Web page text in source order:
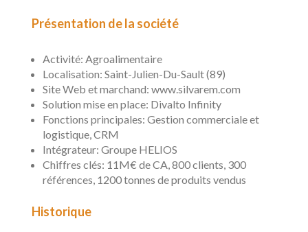
Présentation de la société
Activité: Agroalimentaire
Localisation: Saint-Julien-Du-Sault (89)
Site Web et marchand: www.silvarem.com
Solution mise en place: Divalto Infinity
Fonctions principales: Gestion commerciale et
logistique, CRM
Intégrateur: Groupe HELIOS
Chiffres clés: 11M€ de CA, 800 clients, 300
références, 1200 tonnes de produits vendus
Historique